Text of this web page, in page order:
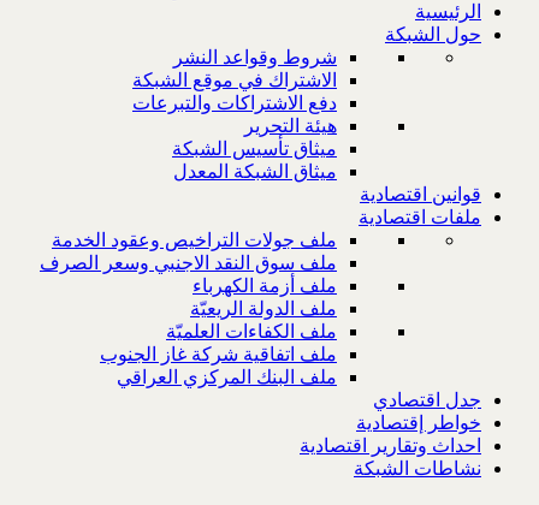
الرئيسية
حول الشبكة
شروط وقواعد النشر
الاشتراك في موقع الشبكة
دفع الاشتراكات والتبرعات
هيئة التحرير
ميثاق تأسيس الشبكة
ميثاق الشبكة المعدل
قوانين اقتصادية
ملفات اقتصادية
ملف جولات التراخيص وعقود الخدمة
ملف سوق النقد الاجنبي وسعر الصرف
ملف أزمة الكهرباء
ملف الدولة الريعيّة
ملف الكفاءات العلميّة
ملف اتفاقية شركة غاز الجنوب
ملف البنك المركزي العراقي
جدل اقتصادي
خواطر إقتصادية
احداث وتقارير اقتصادية
نشاطات الشبكة